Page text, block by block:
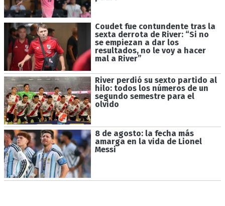
Coudet fue contundente tras la
sexta derrota de River: “Si no
se empiezan a dar los
resultados, no le voy a hacer
mal a River”
River perdió su sexto partido al
hilo: todos los números de un
segundo semestre para el
olvido
8 de agosto: la fecha más
amarga en la vida de Lionel
Messi